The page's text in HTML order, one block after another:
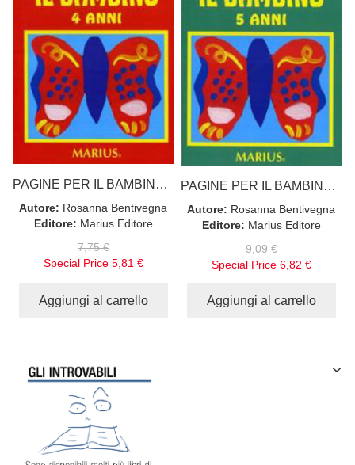
PAGINE PER IL BAMBINO Secondo i "campi di esperienza"
Autore: Rosanna Bentivegna
Editore: Marius Editore
7,75 €
Special Price 5,81 €
Aggiungi al carrello
PAGINE PER IL BAMBINO Secondo i "campi di esperienza"
Autore: Rosanna Bentivegna
Editore: Marius Editore
9,09 €
Special Price 6,82 €
Aggiungi al carrello